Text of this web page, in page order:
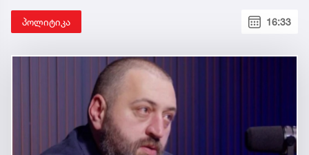
პოლიტიკა 16:33